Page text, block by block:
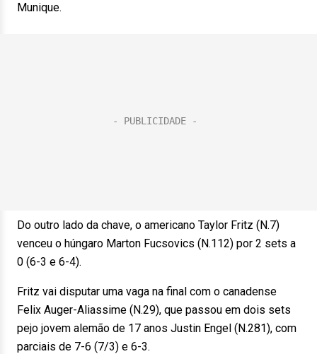
Munique.
Do outro lado da chave, o americano Taylor Fritz (N.7)
venceu o húngaro Marton Fucsovics (N.112) por 2 sets a
0 (6-3 e 6-4).
Fritz vai disputar uma vaga na final com o canadense
Felix Auger-Aliassime (N.29), que passou em dois sets
pejo jovem alemão de 17 anos Justin Engel (N.281), com
parciais de 7-6 (7/3) e 6-3.